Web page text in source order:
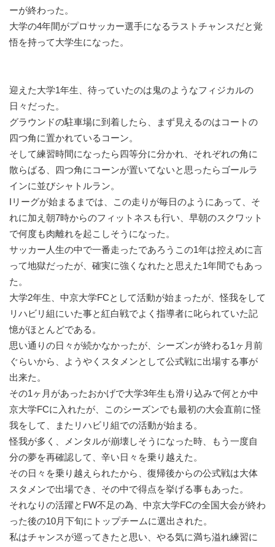
ーが終わった。
大学の4年間がプロサッカー選手になるラストチャンスだと覚
悟を持って大学生になった。
迎えた大学1年生、待っていたのは鬼のようなフィジカルの
日々だった。
グラウンドの駐車場に到着したら、まず見えるのはコートの
四つ角に置かれているコーン。
そして練習時間になったら四等分に分かれ、それぞれの角に
散らばる、四つ角にコーンが置いてないと思ったらゴールラ
インに並びシャトルラン。
Iリーグが始まるまでは、この走りが毎日のようにあって、そ
れに加え朝7時からのフィットネスも行い、早朝のスクワット
で何度も肉離れを起こしそうになった。
サッカー人生の中で一番走ったであろうこの1年は控えめに言
って地獄だったが、確実に強くなれたと思えた1年間でもあっ
た。
大学2年生、中京大学FCとして活動が始まったが、怪我をして
リハビリ組にいた事と紅白戦でよく指導者に叱られていた記
憶がほとんどである。
思い通りの日々が続かなかったが、シーズンが終わる1ヶ月前
ぐらいから、ようやくスタメンとして公式戦に出場する事が
出来た。
その1ヶ月があったおかげで大学3年生も滑り込みで何とか中
京大学FCに入れたが、このシーズンでも最初の大会直前に怪
我をして、またリハビリ組での活動が始まる。
怪我が多く、メンタルが崩壊しそうになった時、もう一度自
分の夢を再確認して、辛い日々を乗り越えた。
その日々を乗り越えられたから、復帰後からの公式戦は大体
スタメンで出場でき、その中で得点を挙げる事もあった。
それなりの活躍とFW不足の為、中京大学FCの全国大会が終わ
った後の10月下旬にトップチームに選出された。
私はチャンスが巡ってきたと思い、やる気に満ち溢れ練習に